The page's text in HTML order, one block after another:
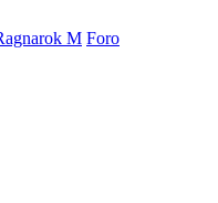
M Foro